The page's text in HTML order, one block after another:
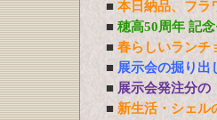
■ 本日納品、フラ
■ 穂高50周年 記
■ 春らしいランチ
■ 展示会の掘り出
■ 展示会発注分の
■ 新生活・シェル